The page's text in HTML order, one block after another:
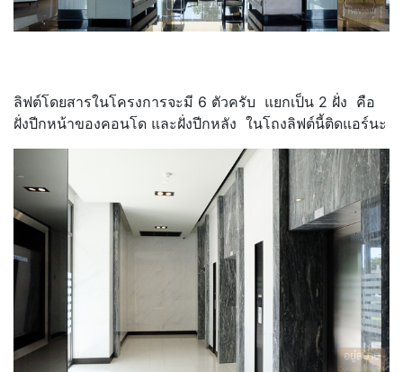
ลิฟต์โดยสารในโครงการจะมี 6 ตัวครับ แยกเป็น 2 ฝั่ง คือ
ฝั่งปีกหน้าของคอนโด และฝั่งปีกหลัง ในโถงลิฟต์นี้ติดแอร์นะ